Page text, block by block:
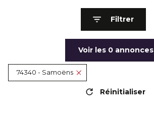
Filtrer
Voir les 0annonces
74340 - Samoëns
Réinitialiser